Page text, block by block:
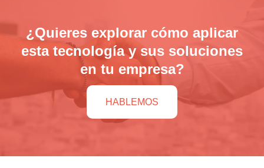
¿Quieres explorar cómo aplicar
esta tecnología y sus soluciones
en tu empresa?
HABLEMOS